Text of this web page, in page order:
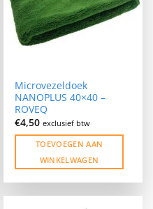
kan
gekozen
worden
productpagina
Microvezeldoek
NANOPLUS 40×40 –
ROVEQ
€4,50 exclusief btw
TOEVOEGEN AAN
WINKELWAGEN